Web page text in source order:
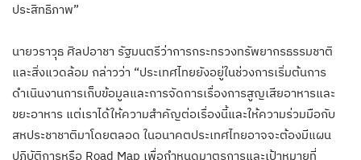
ประสิทธิภาพ”
นายวราวุธ ศิลปอาชา รัฐมนตรีว่าการกระทรวงทรัพยากรธรรมชาติ
และสิ่งแวดล้อม กล่าวว่า “ประเทศไทยยังอยู่ในช่วงการเริ่มต้นการ
ดำเนินงานการเก็บข้อมูลและการจัดการเรื่องการสูญเสียอาหารและ
ขยะอาหาร แต่เราได้ให้ความสำคัญต่อเรื่องนี้และให้ความร่วมมือกับ
สหประชาชาติมาโดยตลอด ในอนาคตประเทศไทยอาจจะต้องมีแผน
ปฏิบัติการหรือ Road Map เพื่อกำหนดมาตรการและเป้าหมายที่